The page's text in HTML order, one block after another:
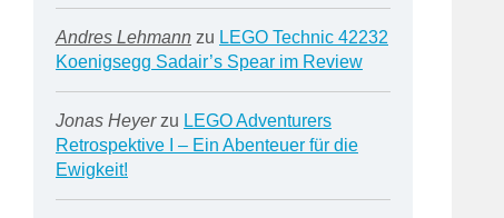
Andres Lehmannzu LEGO Technic 42232
Koenigsegg Sadair’s Spear im Review
Jonas Heyerzu LEGO Adventurers
Retrospektive I – Ein Abenteuer für die
Ewigkeit!